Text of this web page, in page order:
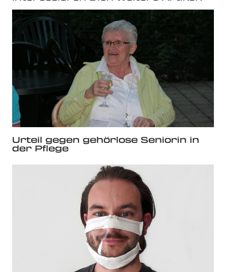
Urteil gegen gehörlose Seniorin in
der Pflege